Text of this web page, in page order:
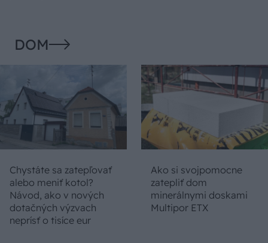
DOM
Chystáte sa zatepľovať
alebo meniť kotol?
Návod, ako v nových
dotačných výzvach
neprísť o tisíce eur
Ako si svojpomocne
zatepliť dom
minerálnymi doskami
Multipor ETX